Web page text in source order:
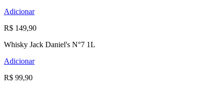
Adicionar
R$ 149,90
Whisky Jack Daniel's N°7 1L
Adicionar
R$ 99,90